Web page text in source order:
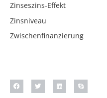
Zinseszins-Effekt
Zinsniveau
Zwischenfinanzierung